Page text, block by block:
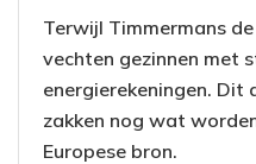
Terwijl Timmermans
vechten gezinnen met
energierekeningen. Dit
zakken nog wat
Europese bron.